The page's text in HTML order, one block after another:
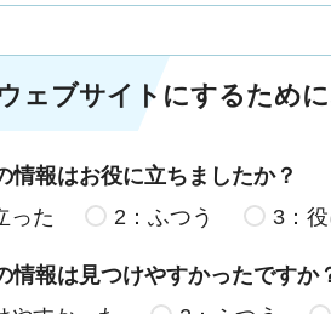
ェブサイトにするため
情報はお役に立ちましたか？
った
2：ふつう 3：
情報は見つけやすかったですか